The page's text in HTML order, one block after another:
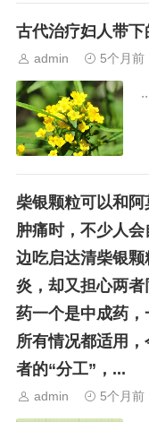
古代治疗妇人带
admin 5个月前
柴银颗粒可以和
肿痛时，不少人
边吃启达清柴银
炎，却又担心两
药一个是中成药
所有情况都适用
者的“分工”，...
admin 5个月前